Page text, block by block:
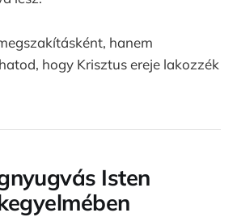
hanem
hogy Krisztus ereje lakozzék
Isten